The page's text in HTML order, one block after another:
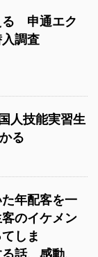
る 申通エク
調査
人技能実習生
る
年配客を一
のイケメン
しま
話、感動、